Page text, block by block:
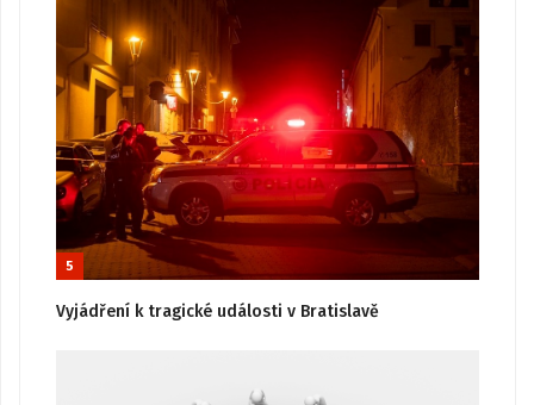
5
Vyjádření k tragické události v Bratislavě